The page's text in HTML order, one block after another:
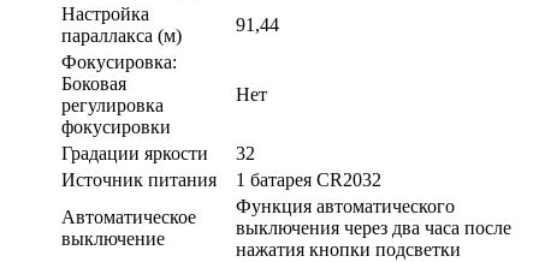
Настройка
параллакса (м)
91,44
Фокусировка:
Боковая
регулировка
фокусировки
Нет
Градации яркости
32
Источник питания
1 батарея CR2032
Автоматическое
выключение
Функция автоматического
выключения через два часа после
нажатия кнопки подсветки